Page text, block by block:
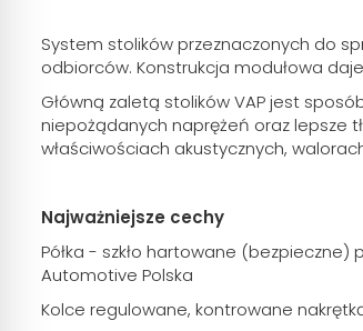
System stolików przeznaczonych do
odbiorców. Konstrukcja modułowa
Główną zaletą stolików VAP jest
niepożądanych naprężeń oraz lepsze
właściwościach akustycznych,
Najważniejsze cechy
Półka - szkło hartowane
Automotive Polska
Kolce regulowane, kontrowane